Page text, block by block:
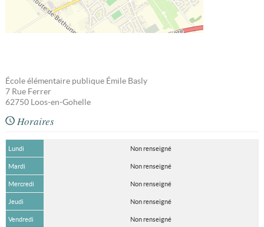
École élémentaire publique Émile Basly
7 Rue Ferrer
62750 Loos-en-Gohelle
Horaires
Lundi Non renseigné
Mardi Non renseigné
Mercredi Non renseigné
Jeudi Non renseigné
Vendredi Non renseigné